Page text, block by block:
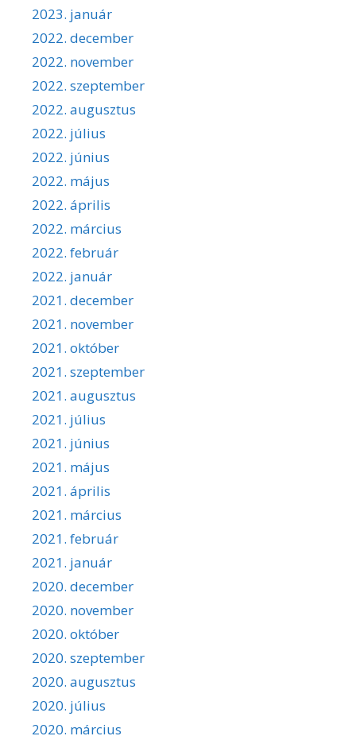
2023. január
2022. december
2022. november
2022. szeptember
2022. augusztus
2022. július
2022. június
2022. május
2022. április
2022. március
2022. február
2022. január
2021. december
2021. november
2021. október
2021. szeptember
2021. augusztus
2021. július
2021. június
2021. május
2021. április
2021. március
2021. február
2021. január
2020. december
2020. november
2020. október
2020. szeptember
2020. augusztus
2020. július
2020. március